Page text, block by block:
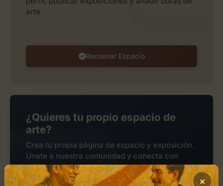
arte.
Reclamar Espacio
¿Quieres tu propio espacio de
arte?
Crea tu propia página de espacio y exposición.
Únete a nuestra comunidad y conecta con
miles de amantes del arte.
×